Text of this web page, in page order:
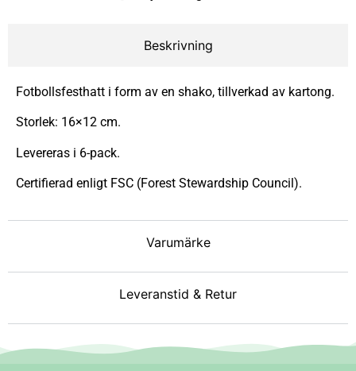
Beskrivning
Varumärke
Leveranstid & Retur
Fotbollsfesthatt i form av en shako, tillverkad av kartong.
Storlek: 16×12 cm.
Levereras i 6-pack.
Certifierad enligt FSC (Forest Stewardship Council).